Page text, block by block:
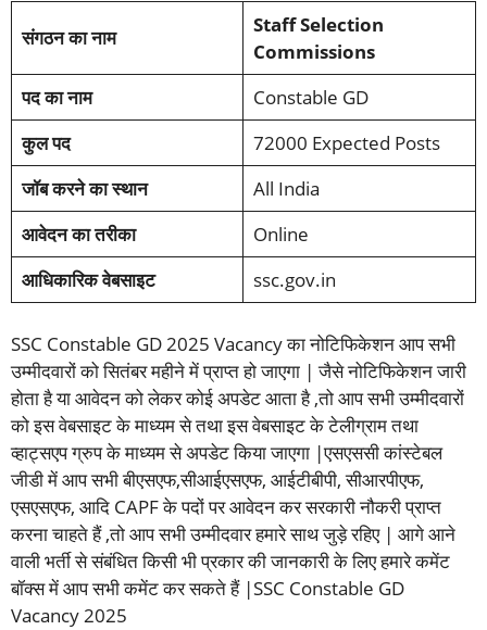
संगठन का नाम
Staff Selection
Commissions
पद का नाम
Constable GD
कुल पद
72000 Expected Posts
जॉब करने का स्थान
All India
आवेदन का तरीका
Online
आधिकारिक वेबसाइट
ssc.gov.in
SSC Constable GD 2025 Vacancy का नोटिफिकेशन आप सभी
उम्मीदवारों को सितंबर महीने में प्राप्त हो जाएगा | जैसे नोटिफिकेशन जारी
होता है या आवेदन को लेकर कोई अपडेट आता है ,तो आप सभी उम्मीदवारों
को इस वेबसाइट के माध्यम से तथा इस वेबसाइट के टेलीग्राम तथा
व्हाट्सएप ग्रुप के माध्यम से अपडेट किया जाएगा |एसएससी कांस्टेबल
जीडी में आप सभी बीएसएफ,सीआईएसएफ, आईटीबीपी, सीआरपीएफ,
एसएसएफ, आदि CAPF के पदों पर आवेदन कर सरकारी नौकरी प्राप्त
करना चाहते हैं ,तो आप सभी उम्मीदवार हमारे साथ जुड़े रहिए | आगे आने
वाली भर्ती से संबंधित किसी भी प्रकार की जानकारी के लिए हमारे कमेंट
बॉक्स में आप सभी कमेंट कर सकते हैं |SSC Constable GD
Vacancy 2025